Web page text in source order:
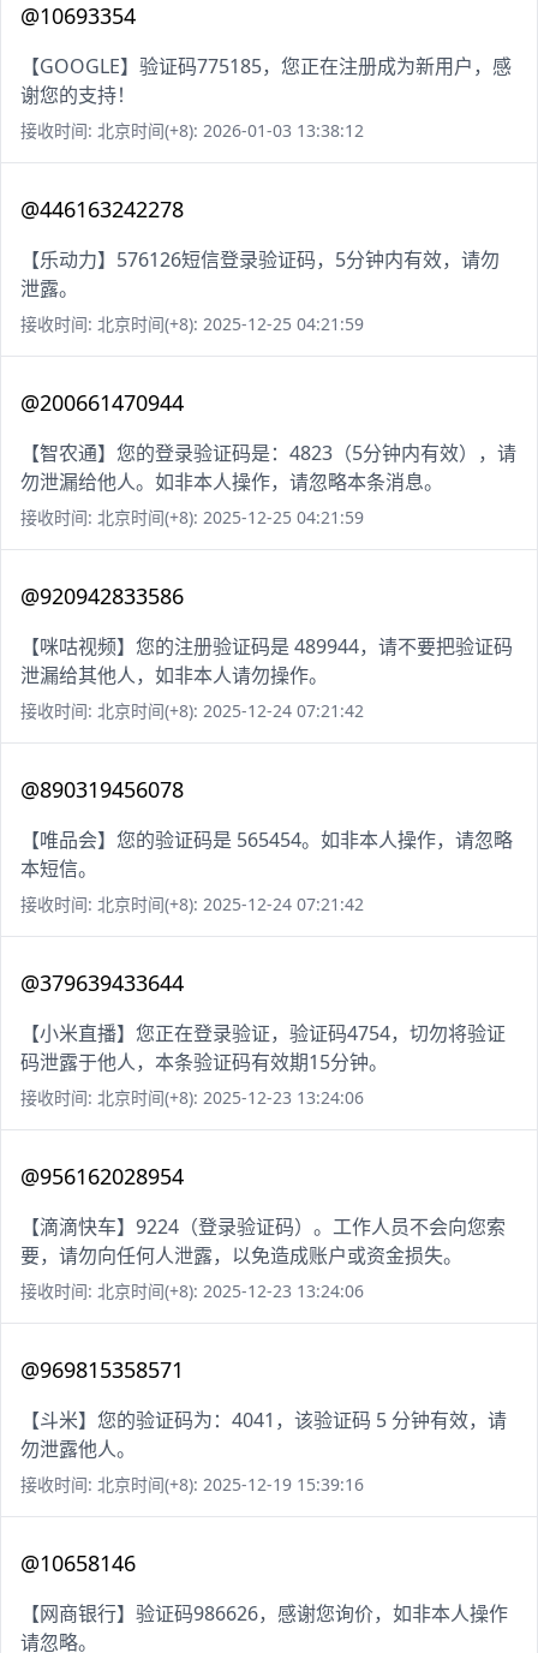
@10693354
【GOOGLE】验证码775185，您正在注册成为新用户，感
谢您的支持！
接收时间: 北京时间(+8): 2026-01-03 13:38:12
@446163242278
【乐动力】576126短信登录验证码，5分钟内有效，请勿
泄露。
接收时间: 北京时间(+8): 2025-12-25 04:21:59
@200661470944
【智农通】您的登录验证码是：4823（5分钟内有效），请
勿泄漏给他人。如非本人操作，请忽略本条消息。
接收时间: 北京时间(+8): 2025-12-25 04:21:59
@920942833586
【咪咕视频】您的注册验证码是 489944，请不要把验证码
泄漏给其他人，如非本人请勿操作。
接收时间: 北京时间(+8): 2025-12-24 07:21:42
@890319456078
【唯品会】您的验证码是 565454。如非本人操作，请忽略
本短信。
接收时间: 北京时间(+8): 2025-12-24 07:21:42
@379639433644
【小米直播】您正在登录验证，验证码4754，切勿将验证
码泄露于他人，本条验证码有效期15分钟。
接收时间: 北京时间(+8): 2025-12-23 13:24:06
@956162028954
【滴滴快车】9224（登录验证码）。工作人员不会向您索
要，请勿向任何人泄露，以免造成账户或资金损失。
接收时间: 北京时间(+8): 2025-12-23 13:24:06
@969815358571
【斗米】您的验证码为：4041，该验证码 5 分钟有效，请
勿泄露他人。
接收时间: 北京时间(+8): 2025-12-19 15:39:16
@10658146
【网商银行】验证码986626，感谢您询价，如非本人操作
请忽略。